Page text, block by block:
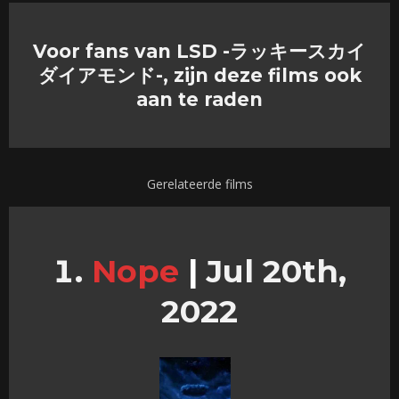
Voor fans van LSD -ラッキースカイ
ダイアモンド-, zijn deze films ook
aan te raden
Gerelateerde films
Nope | Jul 20th,
2022